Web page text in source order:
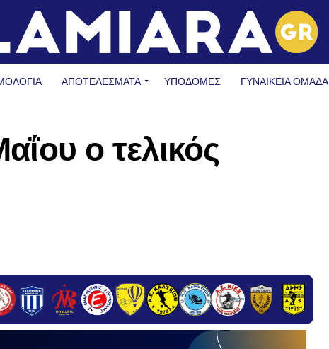
ΑΠΟΤΕΛΕΣΜΑΤΑ ΥΠΟΔΟΜΈΣ ΓΥΝΑΙΚΕΊΑ ΟΜΆΔΑ
ο τελικός